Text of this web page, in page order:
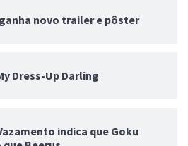
novo trailer e pôster
Dress-Up Darling
indica que Goku